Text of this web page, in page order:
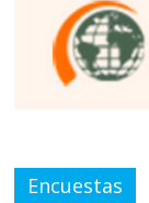
Encuestas